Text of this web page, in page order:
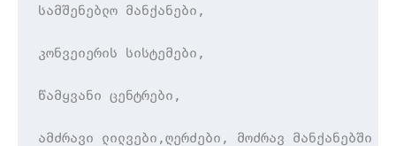
სამშენებლო მანქანები,
კონვეიერის სისტემები,
წამყვანი ცენტრები,
ამძრავი ლილვები,ღერძები, მოძრავ მანქანებში